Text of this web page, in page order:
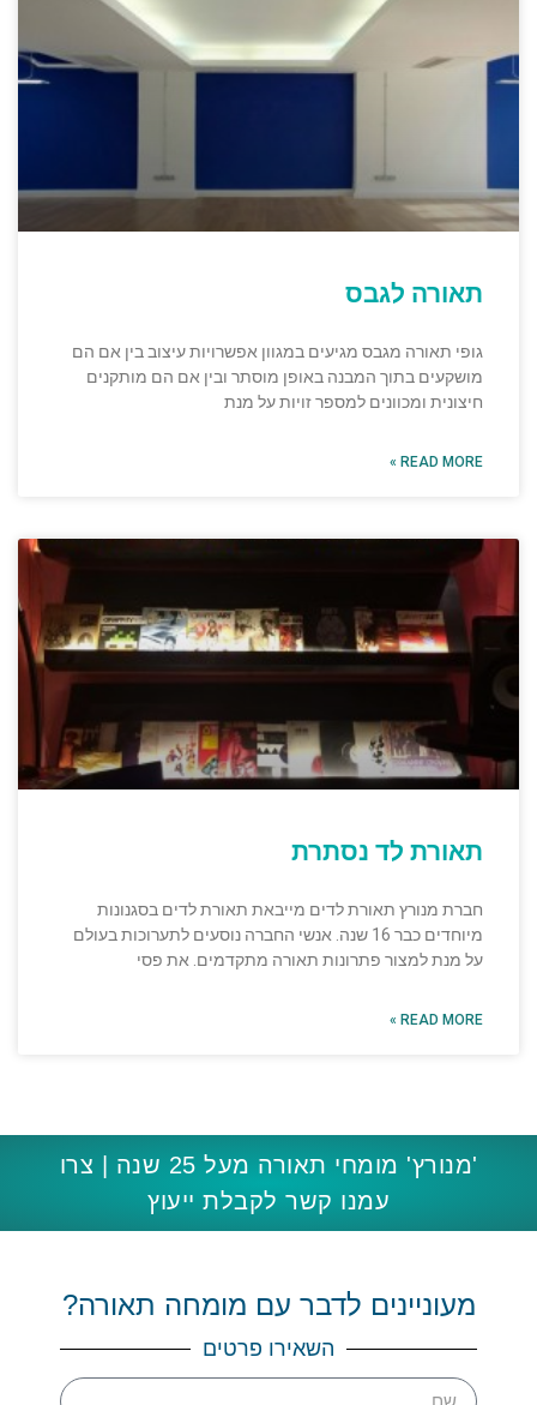
תאורה לגבס
גופי תאורה מגבס מגיעים במגוון אפשרויות עיצוב בין אם הם
מושקעים בתוך המבנה באופן מוסתר ובין אם הם מותקנים
חיצונית ומכוונים למספר זויות על מנת
READ MORE »
תאורת לד נסתרת
חברת מנורץ תאורת לדים מייבאת תאורת לדים בסגנונות
מיוחדים כבר 16 שנה. אנשי החברה נוסעים לתערוכות בעולם
על מנת למצור פתרונות תאורה מתקדמים. את פסי
READ MORE »
'מנורץ' מומחי תאורה מעל 25 שנה | צרו
עמנו קשר לקבלת ייעוץ
מעוניינים לדבר עם מומחה תאורה?
השאירו פרטים